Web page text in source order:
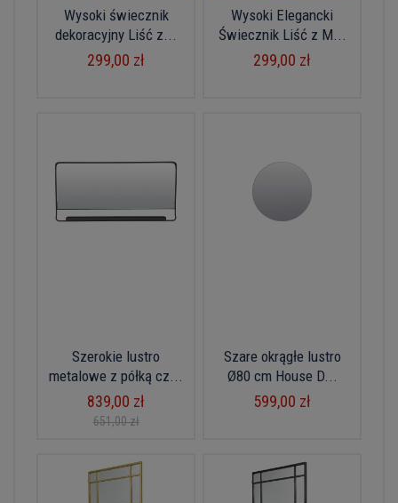
Wysoki świecznik
dekoracyjny Liść z...
299,00 zł
Wysoki Elegancki
Świecznik Liść z M...
299,00 zł
Szerokie lustro
metalowe z półką cz...
839,00 zł
651,00 zł
Szare okrągłe lustro
Ø80 cm House D...
599,00 zł